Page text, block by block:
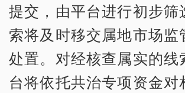
提交，由平台进行初步筛
索将及时移交属地市场监
处置。对经核查属实的线
台将依托共治专项资金对